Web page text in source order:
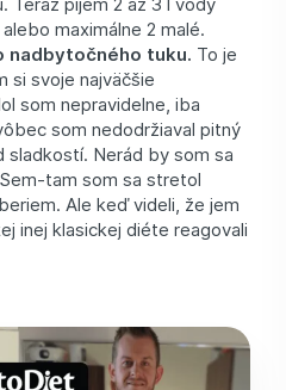
maximálne 2 malé.
nadbytočného tuku. To je
si svoje najväčšie
som nepravidelne, iba
som nedodržiaval pitný
sladkostí. Nerád by som sa
tam som sa stretol
Ale keď videli, že jem
inej klasickej diéte reagovali